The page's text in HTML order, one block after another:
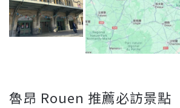
魯昂 Rouen 推薦必訪景點